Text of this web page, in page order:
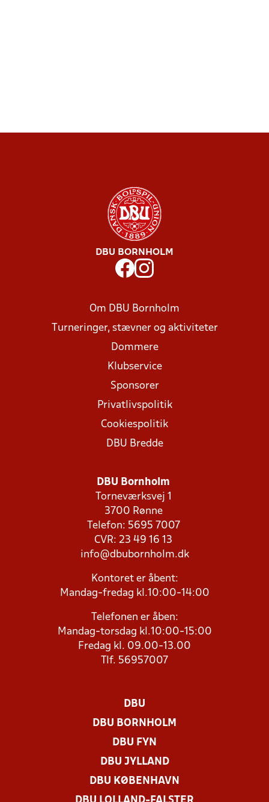
DBU BORNHOLM
Om DBU Bornholm
Turneringer, stævner og aktiviteter
Dommere
Klubservice
Sponsorer
Privatlivspolitik
Cookiespolitik
DBU Bredde
DBU Bornholm
Torneværksvej 1
3700 Rønne
Telefon: 5695 7007
CVR: 23 49 16 13
info@dbubornholm.dk
Kontoret er åbent:
Mandag-fredag kl.10:00-14:00
Telefonen er åben:
Mandag-torsdag kl.10:00-15:00
Fredag kl. 09.00-13.00
Tlf. 56957007
DBU
DBU BORNHOLM
DBU FYN
DBU JYLLAND
DBU KØBENHAVN